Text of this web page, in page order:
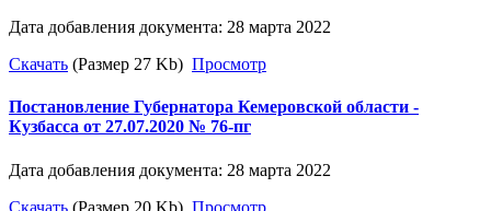
Дата добавления документа: 28 марта 2022
Скачать (Размер 27 Kb) Просмотр
Постановление Губернатора Кемеровской области -
Кузбасса от 27.07.2020 № 76-пг
Дата добавления документа: 28 марта 2022
Скачать (Размер 20 Kb) Просмотр